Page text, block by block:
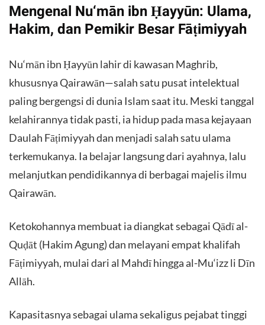
Mengenal Nu‘mān ibn Ḥayyūn: Ulama,
Hakim, dan Pemikir Besar Fāṭimiyyah
Nu‘mān ibn Ḥayyūn lahir di kawasan Maghrib,
khususnya Qairawān—salah satu pusat intelektual
paling bergengsi di dunia Islam saat itu. Meski tanggal
kelahirannya tidak pasti, ia hidup pada masa kejayaan
Daulah Fāṭimiyyah dan menjadi salah satu ulama
terkemukanya. Ia belajar langsung dari ayahnya, lalu
melanjutkan pendidikannya di berbagai majelis ilmu
Qairawān.
Ketokohannya membuat ia diangkat sebagai Qādī al-
Quḍāt (Hakim Agung) dan melayani empat khalifah
Fāṭimiyyah, mulai dari al Mahdī hingga al-Mu‘izz li Dīn
Allāh.
Kapasitasnya sebagai ulama sekaligus pejabat tinggi